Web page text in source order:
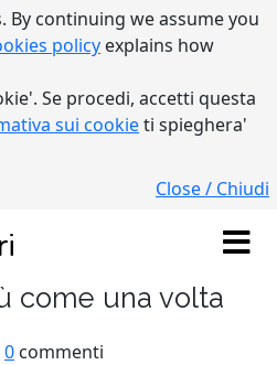
By continuing we assume you
policy explains how
Se procedi, accetti questa
sui cookieti spieghera'
Close / Chiudi
come una volta
0 commenti